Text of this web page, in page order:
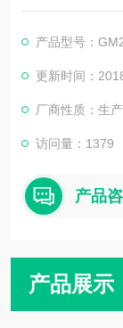
间，间隙可通过
越好。高速胶体
转速，SGN工程
明，在磨头
产品型号：
更新时间：
厂商性质：生
访问量：1379
产品
产品展示